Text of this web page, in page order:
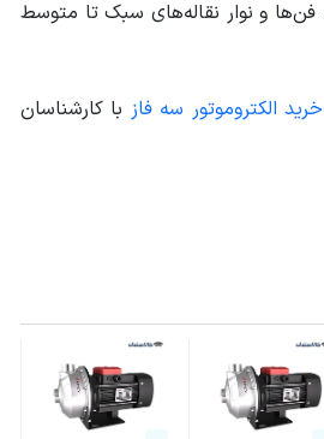
فن‌ها و نوار نقاله‌های سبک تا متوسط
خرید الکتروموتور سه فاز با کارشناسان